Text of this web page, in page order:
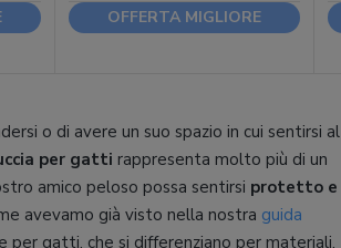
OFFERTA MIGLIORE
o di avere un suo spazio in cui sentirsi al
per gatti rappresenta molto più di un
amico peloso possa sentirsi protetto e
avevamo già visto nella nostra guida
per gatti, che si differenziano per materiali,